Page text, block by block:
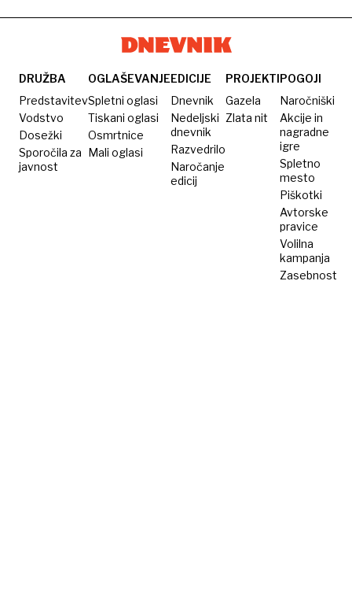
DRUŽBA
Predstavitev
Vodstvo
Dosežki
Sporočila za
javnost
OGLAŠEVANJE
Spletni oglasi
Tiskani oglasi
Osmrtnice
Mali oglasi
EDICIJE
Dnevnik
Nedeljski
dnevnik
Razvedrilo
Naročanje
edicij
PROJEKTI
Gazela
Zlata nit
POGOJI
Naročniški
Akcije in
nagradne
igre
Spletno
mesto
Piškotki
Avtorske
pravice
Volilna
kampanja
Zasebnost